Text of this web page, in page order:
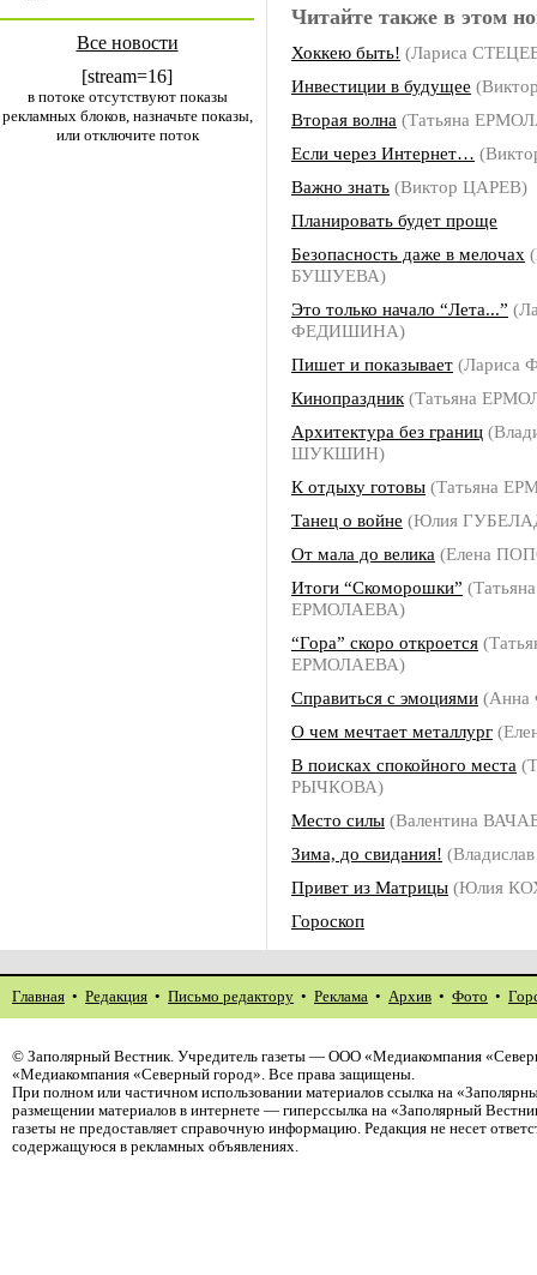
Все новости
[stream=16]
в потоке отсутствуют показы
рекламных блоков, назначьте показы,
или отключите поток
Читайте также в этом
Хоккею быть! (Лариса
Инвестиции в будущее
Вторая волна (Татьяна
Если через Интернет…
Важно знать (Виктор ЦАРЕВ)
Планировать будет проще
Безопасность даже в мелочах
БУШУЕВА)
Это только начало “Лета...”
ФЕДИШИНА)
Пишет и показывает
Кинопраздник (Татьяна
Архитектура без границ
ШУКШИН)
К отдыху готовы (Татьяна
Танец о войне (Юлия
От мала до велика (Елена
Итоги “Скоморошки” (Татьяна
ЕРМОЛАЕВА)
“Гора” скоро откроется
ЕРМОЛАЕВА)
Справиться с эмоциями
О чем мечтает металлург
В поисках спокойного места
РЫЧКОВА)
Место силы (Валентина
Зима, до свидания!
Привет из Матрицы (Юлия
Гороскоп
Главная • Редакция • Письмо редактору • Реклама • Архив • Фото •
© Заполярный Вестник. Учредитель газеты — ООО «Медиакомпания
«Медиакомпания «Северный город». Все права защищены.
При полном или частичном использовании материалов ссылка на
размещении материалов в интернете — гиперссылка на «Заполярный
газеты не предоставляет справочную информацию. Редакция не несет
содержащуюся в рекламных объявлениях.